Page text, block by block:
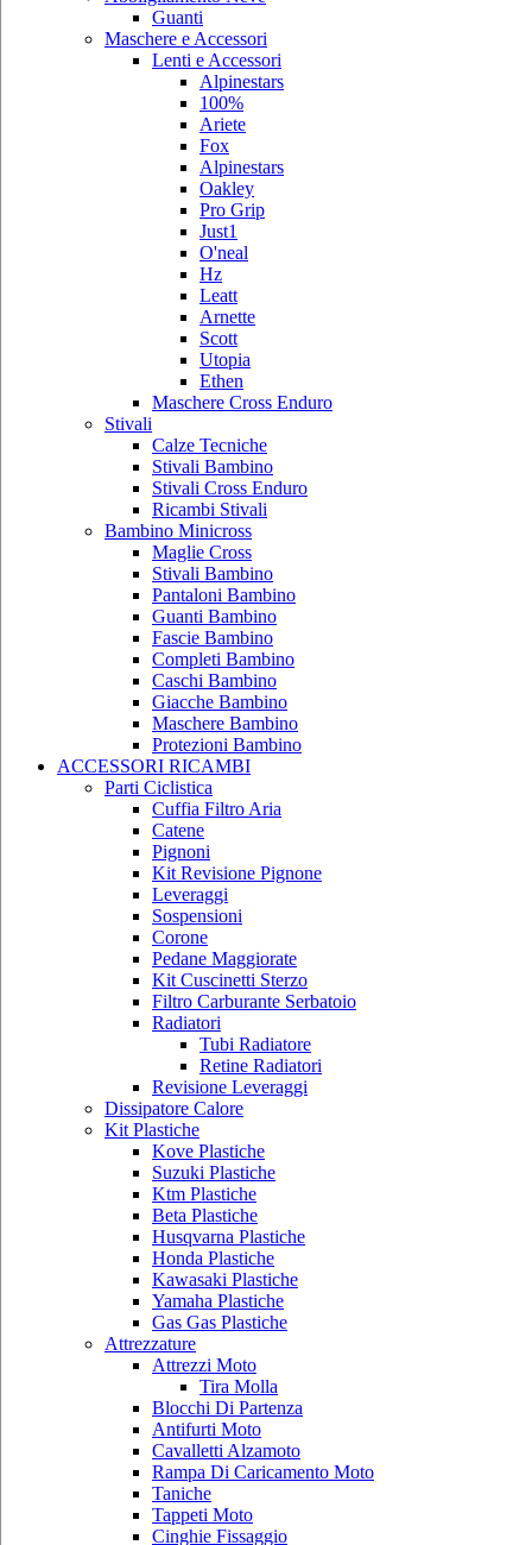
Guanti
Maschere e Accessori
Lenti e Accessori
Alpinestars
100%
Ariete
Fox
Alpinestars
Oakley
Pro Grip
Just1
O'neal
Hz
Leatt
Arnette
Scott
Utopia
Ethen
Maschere Cross Enduro
Stivali
Calze Tecniche
Stivali Bambino
Stivali Cross Enduro
Ricambi Stivali
Bambino Minicross
Maglie Cross
Stivali Bambino
Pantaloni Bambino
Guanti Bambino
Fascie Bambino
Completi Bambino
Caschi Bambino
Giacche Bambino
Maschere Bambino
Protezioni Bambino
ACCESSORI RICAMBI
Parti Ciclistica
Cuffia Filtro Aria
Catene
Pignoni
Kit Revisione Pignone
Leveraggi
Sospensioni
Corone
Pedane Maggiorate
Kit Cuscinetti Sterzo
Filtro Carburante Serbatoio
Radiatori
Tubi Radiatore
Retine Radiatori
Revisione Leveraggi
Dissipatore Calore
Kit Plastiche
Kove Plastiche
Suzuki Plastiche
Ktm Plastiche
Beta Plastiche
Husqvarna Plastiche
Honda Plastiche
Kawasaki Plastiche
Yamaha Plastiche
Gas Gas Plastiche
Attrezzature
Attrezzi Moto
Tira Molla
Blocchi Di Partenza
Antifurti Moto
Cavalletti Alzamoto
Rampa Di Caricamento Moto
Taniche
Tappeti Moto
Cinghie Fissaggio